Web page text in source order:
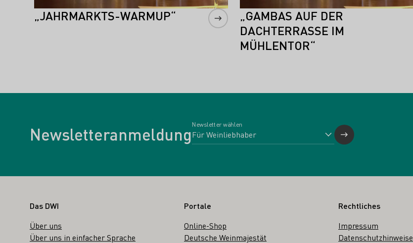
„JAHRMARKTS-WARMUP“
„GAMBAS AUF DER
DACHTERRASSE IM
MÜHLENTOR“
Newsletteranmeldung
Newsletter wählen
Fußbereich
Das DWI
Über uns
Über uns in einfacher Sprache
Portale
Online-Shop
Deutsche Weinmajestät
Rechtliches
Impressum
Datenschutzhinweise